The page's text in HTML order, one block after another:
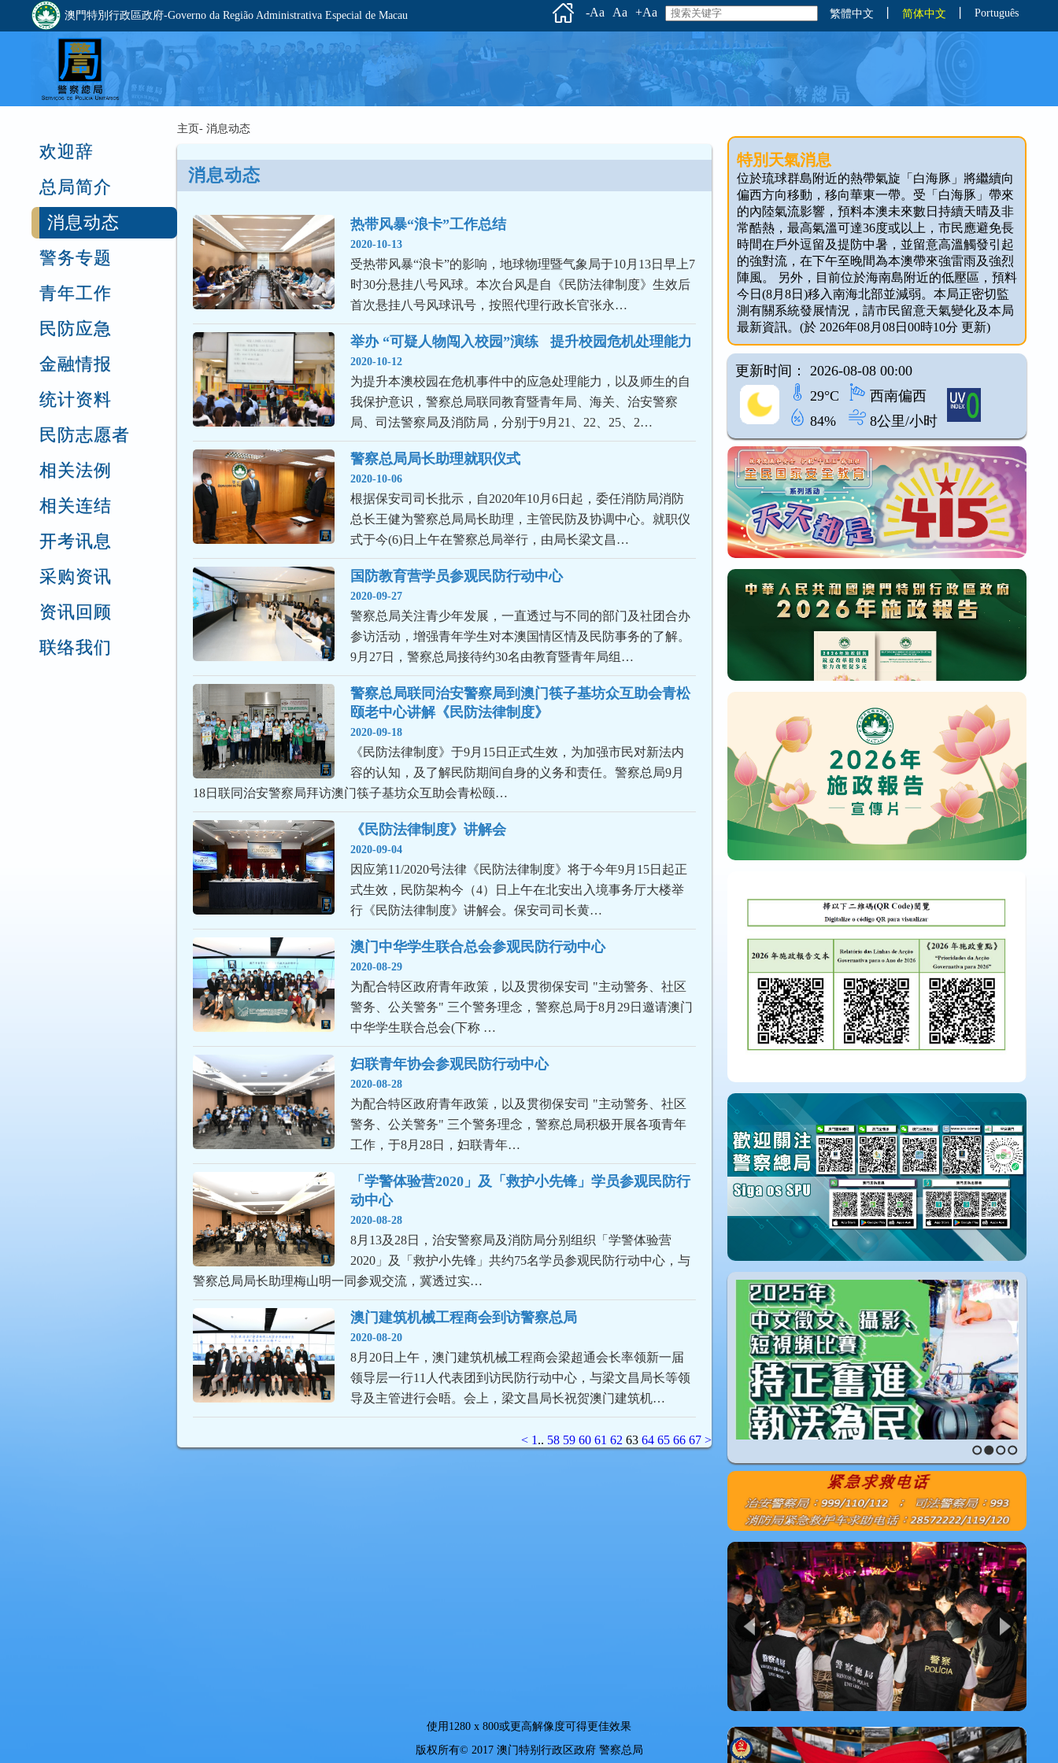
澳門特別行政區政府-Governo da Região Administrativa Especial de Macau -Aa Aa +Aa 繁體中文 简体中文 Português
欢迎辞
总局简介
消息动态
警务专题
青年工作
民防应急
金融情报
统计资料
民防志愿者
相关法例
相关连结
开考讯息
采购资讯
资讯回顾
联络我们
主页- 消息动态
消息动态
热带风暴“浪卡”工作总结
2020-10-13
受热带风暴“浪卡”的影响，地球物理暨气象局于10月13日早上7
时30分悬挂八号风球。本次台风是自《民防法律制度》生效后
首次悬挂八号风球讯号，按照代理行政长官张永…
举办 “可疑人物闯入校园”演练   提升校园危机处理能力
2020-10-12
为提升本澳校园在危机事件中的应急处理能力，以及师生的自
我保护意识，警察总局联同教育暨青年局、海关、治安警察
局、司法警察局及消防局，分别于9月21、22、25、2…
警察总局局长助理就职仪式
2020-10-06
根据保安司司长批示，自2020年10月6日起，委任消防局消防
总长王健为警察总局局长助理，主管民防及协调中心。就职仪
式于今(6)日上午在警察总局举行，由局长梁文昌…
国防教育营学员参观民防行动中心
2020-09-27
警察总局关注青少年发展，一直透过与不同的部门及社团合办
参访活动，增强青年学生对本澳国情区情及民防事务的了解。
9月27日，警察总局接待约30名由教育暨青年局组…
警察总局联同治安警察局到澳门筷子基坊众互助会青松
颐老中心讲解《民防法律制度》
2020-09-18
《民防法律制度》于9月15日正式生效，为加强市民对新法内
容的认知，及了解民防期间自身的义务和责任。警察总局9月
18日联同治安警察局拜访澳门筷子基坊众互助会青松颐…
《民防法律制度》讲解会
2020-09-04
因应第11/2020号法律《民防法律制度》将于今年9月15日起正
式生效，民防架构今（4）日上午在北安出入境事务厅大楼举
行《民防法律制度》讲解会。保安司司长黄…
澳门中华学生联合总会参观民防行动中心
2020-08-29
为配合特区政府青年政策，以及贯彻保安司 "主动警务、社区
警务、公关警务" 三个警务理念，警察总局于8月29日邀请澳门
中华学生联合总会(下称 …
妇联青年协会参观民防行动中心
2020-08-28
为配合特区政府青年政策，以及贯彻保安司 "主动警务、社区
警务、公关警务" 三个警务理念，警察总局积极开展各项青年
工作，于8月28日，妇联青年…
「学警体验营2020」及「救护小先锋」学员参观民防行
动中心
2020-08-28
8月13及28日，治安警察局及消防局分别组织「学警体验营
2020」及「救护小先锋」共约75名学员参观民防行动中心，与
警察总局局长助理梅山明一同参观交流，冀透过实…
澳门建筑机械工程商会到访警察总局
2020-08-20
8月20日上午，澳门建筑机械工程商会梁超通会长率领新一届
领导层一行11人代表团到访民防行动中心，与梁文昌局长等领
导及主管进行会晤。会上，梁文昌局长祝贺澳门建筑机…
< 1 .. 58 59 60 61 62 63 64 65 66 67 >
特別天氣消息
位於琉球群島附近的熱帶氣旋「白海豚」將繼續向
偏西方向移動，移向華東一帶。受「白海豚」帶來
的內陸氣流影響，預料本澳未來數日持續天晴及非
常酷熱，最高氣溫可達36度或以上，市民應避免長
時間在戶外逗留及提防中暑，並留意高溫觸發引起
的強對流，在下午至晚間為本澳帶來強雷雨及強烈
陣風。 另外，目前位於海南島附近的低壓區，預料
今日(8月8日)移入南海北部並減弱。本局正密切監
測有關系統發展情況，請市民留意天氣變化及本局
最新資訊。(於 2026年08月08日00時10分 更新)
更新时间： 2026-08-08 00:00
29°C
西南偏西
84%
8公里/小时
1 2 3 4
使用 1280 x 800或更高解像度可得更佳效果
版权所有© 2017 澳门特别行政区政府 警察总局